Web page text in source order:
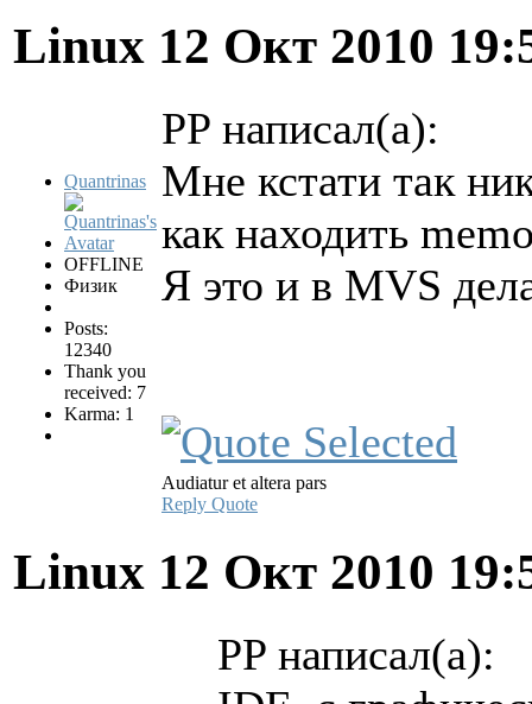
Linux 12 Окт 2010
Quantrinas
OFFLINE
Физик
Posts:
12340
Thank you
received: 7
Karma: 1
PP написал(а):
Мне кстати так
как находить
Я это и в MVS
Audiatur et altera pars
Reply Quote
Linux 12 Окт 2010
PP написал(а):